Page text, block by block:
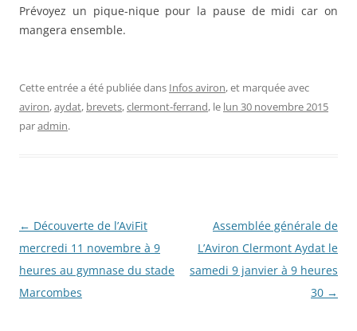
Prévoyez un pique-nique pour la pause de midi car on
mangera ensemble.
Cette entrée a été publiée dans Infos aviron, et marquée avec
aviron,aydat, brevets,clermont-ferrand, le lun 30 novembre 2015
paradmin.
Navigation
des
articles
← Découverte de l’AviFit
mercredi 11 novembre à 9
heures au gymnase du stade
Marcombes
Assemblée générale de
L’Aviron Clermont Aydat le
samedi 9 janvier à 9 heures
30 →